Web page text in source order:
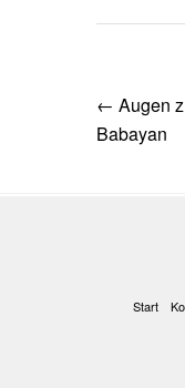
Post
← Augen
Babayan
Start